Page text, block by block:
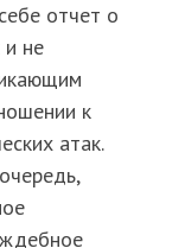
отчет о
и не
к
атак.